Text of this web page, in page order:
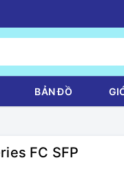
BẢN ĐỒ
FC SFP